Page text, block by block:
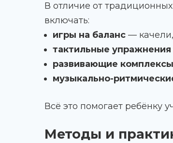
В отличие от
включать:
игры на баланс —
тактильные упражнения
развивающие комплексы
музыкально-
Всё это помогает ребёнку
Методы и